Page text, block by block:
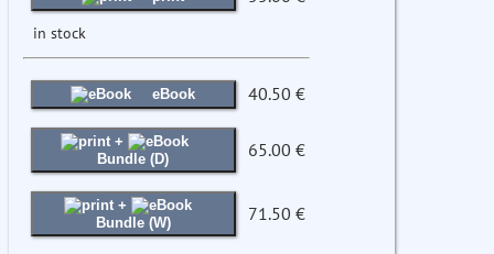
in stock
eBook 40.50 €
+
Bundle (D)
65.00 €
+
Bundle (W)
71.50 €